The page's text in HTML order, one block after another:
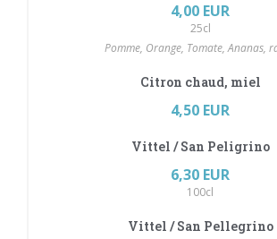
4,00 EUR
25cl
Pomme, Orange, Tomate, Ananas,
Citron chaud, miel
4,50 EUR
Vittel / San Peligrino
6,30 EUR
100cl
Vittel / San Pellegrino